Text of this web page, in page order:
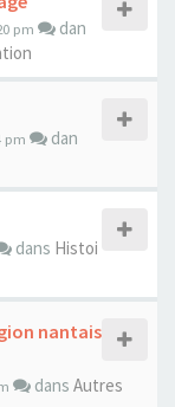
pm
dan
pm
dan
dans Histoi
nantais
dans Autres